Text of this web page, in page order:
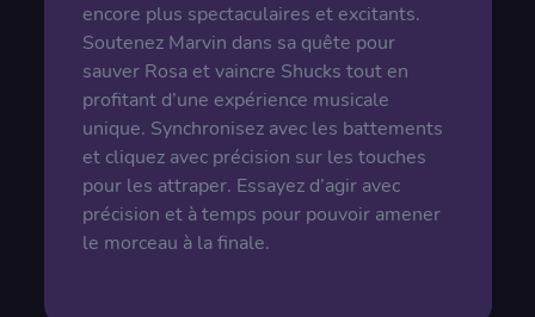
encore plus spectaculaires et excitants.
Soutenez Marvin dans sa quête pour
sauver Rosa et vaincre Shucks tout en
profitant d’une expérience musicale
unique. Synchronisez avec les battements
et cliquez avec précision sur les touches
pour les attraper. Essayez d’agir avec
précision et à temps pour pouvoir amener
le morceau à la finale.